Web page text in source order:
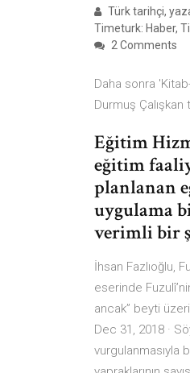
Türk tarihçi,
Timeturk: Haber,
2 Comments
Daha sonra
Durmuş
Eğitim
eğitim
planlanan
uygulama
verimli bir
İhsan Fazlıoğlu,
eserinde
ancak” beyti
Dec 31, 2018 ·
vurgulanmasıyla